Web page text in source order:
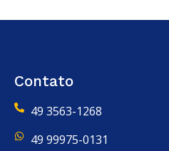
Contato
49 3563-1268
49 99975-0131